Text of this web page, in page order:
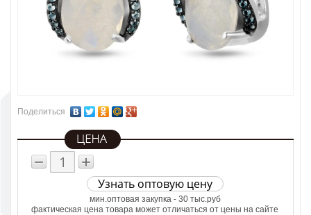
Поделиться
− +
Узнать оптовую цену
мин.оптовая закупка - 30 тыс.руб
фактическая цена товара может отличаться от цены на сайте